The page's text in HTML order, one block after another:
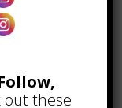
out these